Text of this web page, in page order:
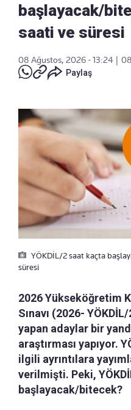
başlayacak/
saati ve süresi
08 Ağustos, 2026 - 13:24
Paylaş
YÖKDİL/2 saat kaçta
süresi
2026 Yükseköğretim
Sınavı (2026-
yapan adaylar bir
araştırması yapıyor.
ilgili ayrıntılara
verilmişti. Peki,
başlayacak/bitecek?